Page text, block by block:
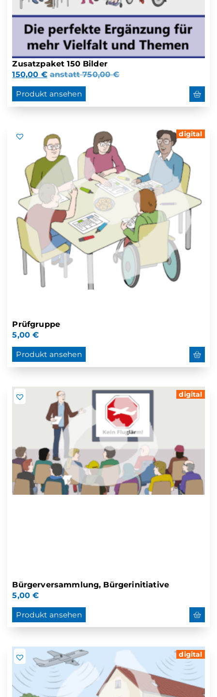
Zusatzpaket 150 Bilder
150,00 € anstatt750,00€
Produkt ansehen
digital
Prüfgruppe
5,00€
Produkt ansehen
digital
Bürgerversammlung, Bürgerinitiative
5,00€
Produkt ansehen
digital